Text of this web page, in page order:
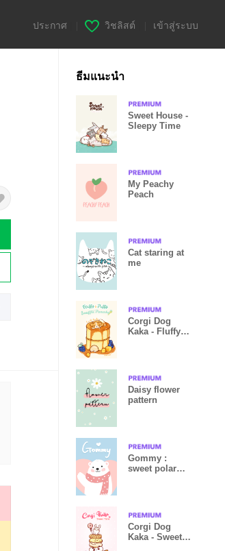
ประกาศ วิชลิสต์ เข้าสู่ระบบ
ธีมแนะนำ
Sweet House -
Sleepy Time
My Peachy
Peach
Cat staring at
me
Corgi Dog
Kaka - Fluffy &
Daisy flower
pattern
Gommy :
sweet polar
Corgi Dog
Kaka - Sweet